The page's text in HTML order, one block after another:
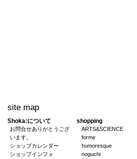
site map
Shoka:について
お問合せありがとうござ
います。
ショップカレンダー
ショップインフォ
shopping
ARTS&SCIENCE
forme
humoresque
noguchi